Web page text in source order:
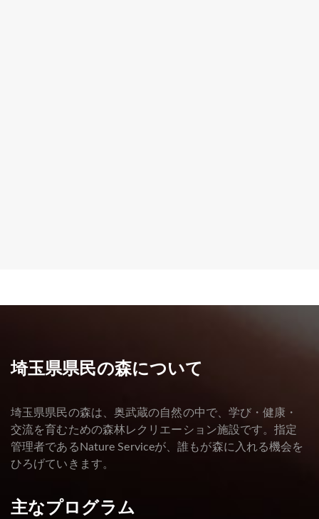
埼玉県県民の森について
埼玉県県民の森は、奥武蔵の自然の中で、学び・健康・
交流を育むための森林レクリエーション施設です。指定
管理者であるNature Serviceが、誰もが森に入れる機会を
ひろげていきます。
主なプログラム